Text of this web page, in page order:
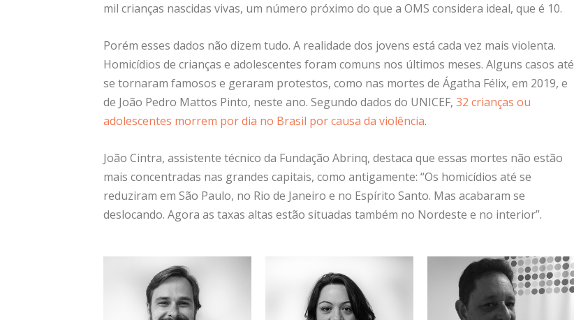
mil crianças nascidas vivas, um número próximo do que a OMS considera ideal, que é 10.
Porém esses dados não dizem tudo. A realidade dos jovens está cada vez mais violenta.
Homicídios de crianças e adolescentes foram comuns nos últimos meses. Alguns casos até
se tornaram famosos e geraram protestos, como nas mortes de Ágatha Félix, em 2019, e
de João Pedro Mattos Pinto, neste ano. Segundo dados do UNICEF, 32 crianças ou
adolescentes morrem por dia no Brasil por causa da violência.
João Cintra, assistente técnico da Fundação Abrinq, destaca que essas mortes não estão
mais concentradas nas grandes capitais, como antigamente: “Os homicídios até se
reduziram em São Paulo, no Rio de Janeiro e no Espírito Santo. Mas acabaram se
deslocando. Agora as taxas altas estão situadas também no Nordeste e no interior”.